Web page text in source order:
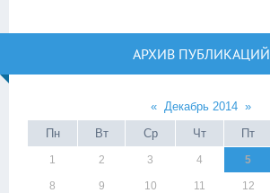
АРХИВ ПУБЛИКАЦИЙ
« Декабрь 2014 »
Пн
Вт Ср Чт Пт
1 2 3 4 5
8 9 10 11 12